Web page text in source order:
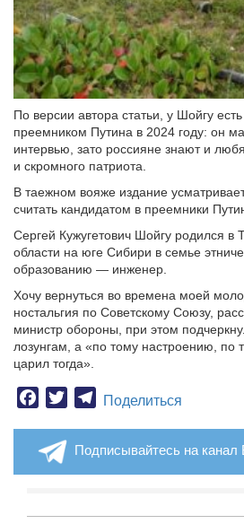
По версии автора статьи, у Шойгу
преемником Путина в 2024 году: он
интервью, зато россияне знают и
и скромного патриота.
В таежном вояже издание
считать кандидатом в преемники
Сергей Кужугетович Шойгу родился в
области на юге Сибири в семье
образованию — инженер.
Хочу вернуться во времена моей
ностальгия по Советскому Союзу,
министр обороны, при этом
лозунгам, а «по тому настроению, по
царил тогда».
Facebook
TwitterTelegram
Поделиться
Подписывайтесь на канал